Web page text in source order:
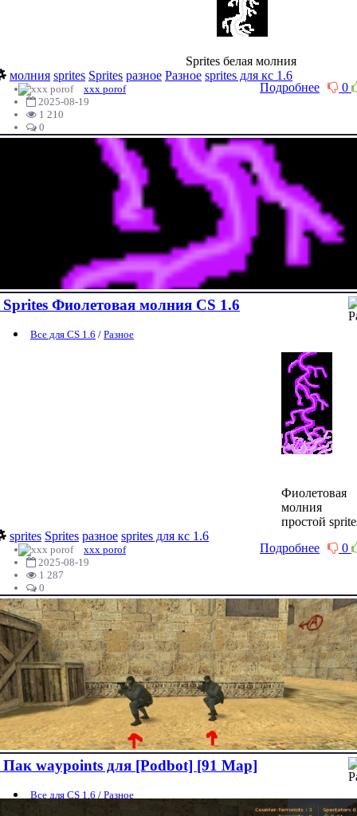
Sprites белая молния
молния sprites Sprites разное Разное sprites для кс 1.6
0
Подробнее
xxx porof
2025-08-19
1 210
0
Sprites Фиолетовая молния CS 1.6
Все для CS 1.6 / Разное
Фиолетовая
молния
простой
sprites Sprites разное sprites для кс 1.6
0
Подробнее
xxx porof
2025-08-19
1 287
0
Пак waypoints для [Podbot] [91 Map]
Все для CS 1.6 / Разное